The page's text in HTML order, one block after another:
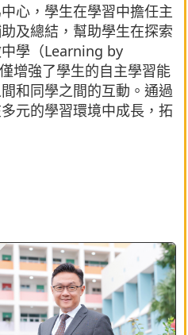
心，學生在學習中擔任主
及總結，幫助學生在探索
學（Learning by
增強了學生的自主學習能
和同學之間的互動。通過
元的學習環境中成長，拓